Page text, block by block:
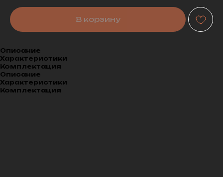
В корзину
Описание
Характеристики
Комплектация
Описание
Характеристики
Комплектация